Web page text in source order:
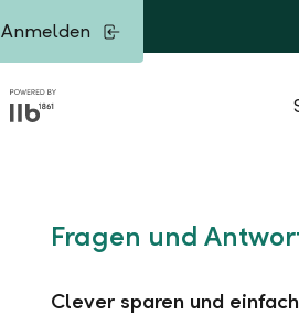
Anmelden
Fragen und
Clever sparen und